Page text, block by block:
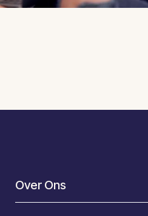
Over Ons